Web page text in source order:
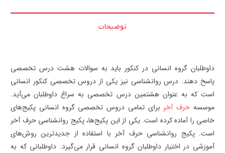
توضیحات
داوطلبان گروه انسانی در کنکور باید به سوالات هشت درس تخصصی
پاسخ دهند. درس روانشناسی نیز یکی از دروس تخصصی کنکور انسانی
است که به عنوان هشتمین درس تخصصی به سراغ داوطلبان می‌آید.
موسسه حرف آخر برای تمامی دروس تخصصی گروه انسانی پکیج‌های
خاصی را آماده کرده است. یکی از این پکیج‌ها، پکیج روانشناسی حرف آخر
است. پکیج روانشناسی حرف آخر با استفاده از جدیدترین روش‌های
آموزشی در اختیار داوطلبان گروه انسانی قرار می‌گیرد. داوطلبانی که به